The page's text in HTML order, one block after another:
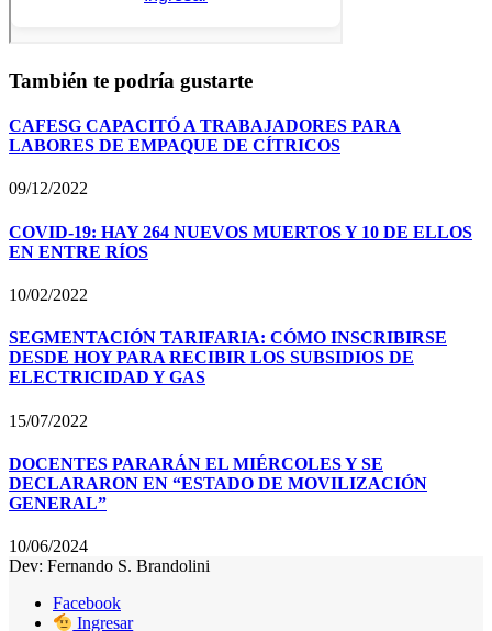
También te podría gustarte
CAFESG CAPACITÓ A TRABAJADORES PARA
LABORES DE EMPAQUE DE CÍTRICOS
09/12/2022
COVID-19: HAY 264 NUEVOS MUERTOS Y 10 DE ELLOS
EN ENTRE RÍOS
10/02/2022
SEGMENTACIÓN TARIFARIA: CÓMO INSCRIBIRSE
DESDE HOY PARA RECIBIR LOS SUBSIDIOS DE
ELECTRICIDAD Y GAS
15/07/2022
DOCENTES PARARÁN EL MIÉRCOLES Y SE
DECLARARON EN “ESTADO DE MOVILIZACIÓN
GENERAL”
10/06/2024
Dev: Fernando S. Brandolini
Facebook
Ingresar